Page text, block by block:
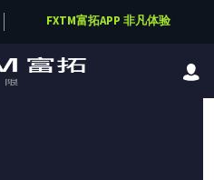
限时开户享高额奖金